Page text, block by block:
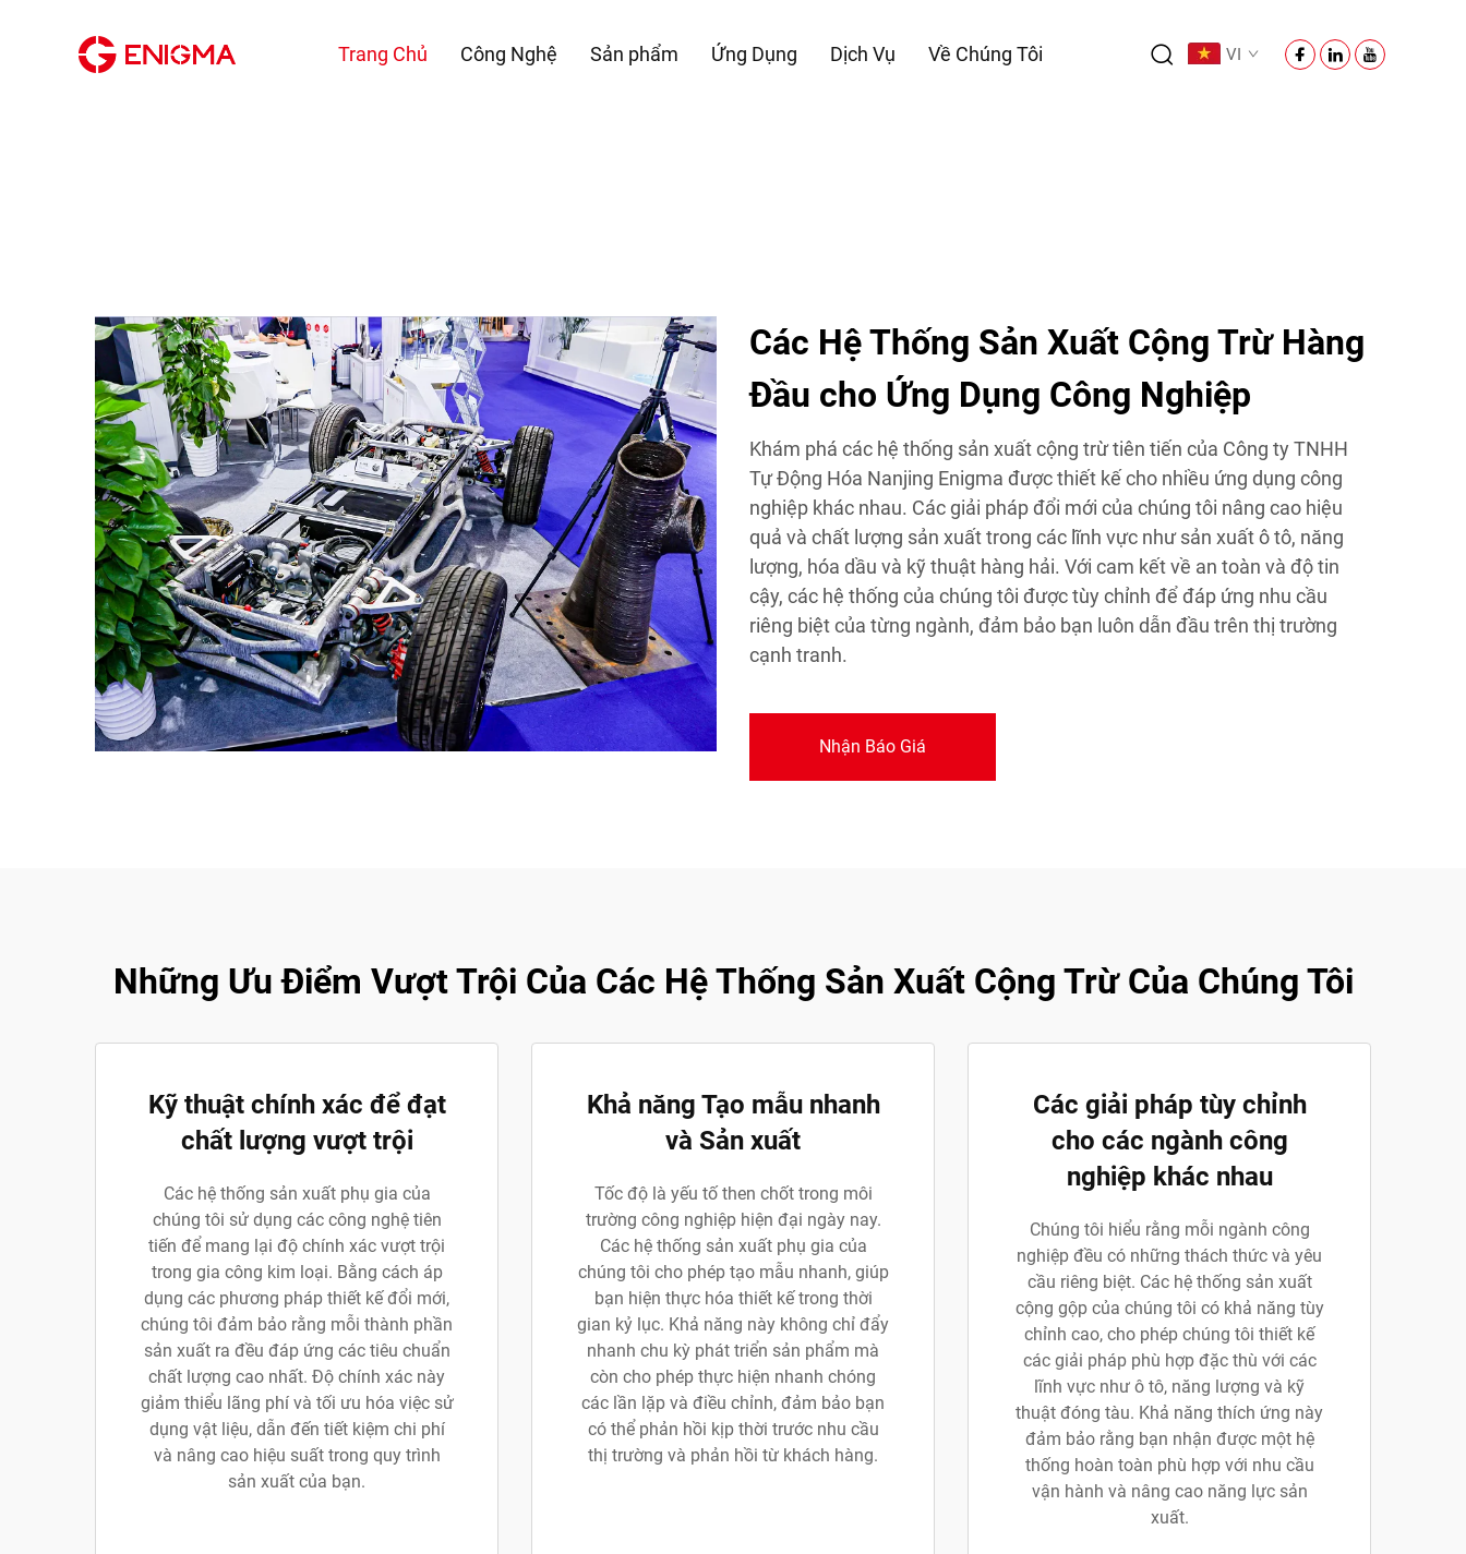
Trang Chủ Công Nghệ Sản phẩm Ứng Dụng Dịch Vụ Về Chúng Tôi VI
Các Hệ Thống Sản Xuất Cộng Trừ Hàng
Đầu cho Ứng Dụng Công Nghiệp
Khám phá các hệ thống sản xuất cộng trừ tiên tiến của Công ty TNHH
Tự Động Hóa Nanjing Enigma được thiết kế cho nhiều ứng dụng công
nghiệp khác nhau. Các giải pháp đổi mới của chúng tôi nâng cao hiệu
quả và chất lượng sản xuất trong các lĩnh vực như sản xuất ô tô, năng
lượng, hóa dầu và kỹ thuật hàng hải. Với cam kết về an toàn và độ tin
cậy, các hệ thống của chúng tôi được tùy chỉnh để đáp ứng nhu cầu
riêng biệt của từng ngành, đảm bảo bạn luôn dẫn đầu trên thị trường
cạnh tranh.
Nhận Báo Giá
Những Ưu Điểm Vượt Trội Của Các Hệ Thống Sản Xuất Cộng Trừ Của Chúng Tôi
Kỹ thuật chính xác để đạt
chất lượng vượt trội
Các hệ thống sản xuất phụ gia của
chúng tôi sử dụng các công nghệ tiên
tiến để mang lại độ chính xác vượt trội
trong gia công kim loại. Bằng cách áp
dụng các phương pháp thiết kế đổi mới,
chúng tôi đảm bảo rằng mỗi thành phần
sản xuất ra đều đáp ứng các tiêu chuẩn
chất lượng cao nhất. Độ chính xác này
giảm thiểu lãng phí và tối ưu hóa việc sử
dụng vật liệu, dẫn đến tiết kiệm chi phí
và nâng cao hiệu suất trong quy trình
sản xuất của bạn.
Khả năng Tạo mẫu nhanh
và Sản xuất
Tốc độ là yếu tố then chốt trong môi
trường công nghiệp hiện đại ngày nay.
Các hệ thống sản xuất phụ gia của
chúng tôi cho phép tạo mẫu nhanh, giúp
bạn hiện thực hóa thiết kế trong thời
gian kỷ lục. Khả năng này không chỉ đẩy
nhanh chu kỳ phát triển sản phẩm mà
còn cho phép thực hiện nhanh chóng
các lần lặp và điều chỉnh, đảm bảo bạn
có thể phản hồi kịp thời trước nhu cầu
thị trường và phản hồi từ khách hàng.
Các giải pháp tùy chỉnh
cho các ngành công
nghiệp khác nhau
Chúng tôi hiểu rằng mỗi ngành công
nghiệp đều có những thách thức và yêu
cầu riêng biệt. Các hệ thống sản xuất
cộng gộp của chúng tôi có khả năng tùy
chỉnh cao, cho phép chúng tôi thiết kế
các giải pháp phù hợp đặc thù với các
lĩnh vực như ô tô, năng lượng và kỹ
thuật đóng tàu. Khả năng thích ứng này
đảm bảo rằng bạn nhận được một hệ
thống hoàn toàn phù hợp với nhu cầu
vận hành và nâng cao năng lực sản
xuất.